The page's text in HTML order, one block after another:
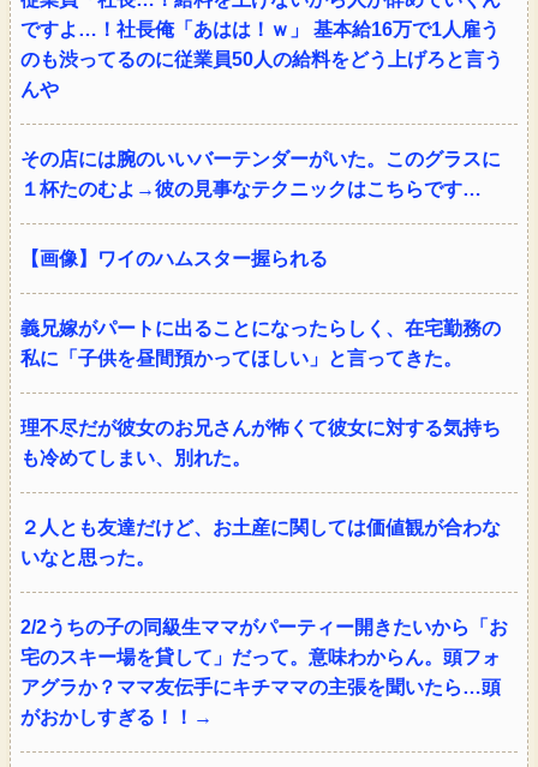
ですよ…！社長俺「あはは！ｗ」 基本給16万で1人雇う
のも渋ってるのに従業員50人の給料をどう上げろと言う
んや
その店には腕のいいバーテンダーがいた。このグラスに
１杯たのむよ→彼の見事なテクニックはこちらです…
【画像】ワイのハムスター握られる
義兄嫁がパートに出ることになったらしく、在宅勤務の
私に「子供を昼間預かってほしい」と言ってきた。
理不尽だが彼女のお兄さんが怖くて彼女に対する気持ち
も冷めてしまい、別れた。
２人とも友達だけど、お土産に関しては価値観が合わな
いなと思った。
2/2うちの子の同級生ママがパーティー開きたいから「お
宅のスキー場を貸して」だって。意味わからん。頭フォ
アグラか？ママ友伝手にキチママの主張を聞いたら…頭
がおかしすぎる！！→